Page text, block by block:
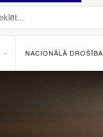
NACIONĀLĀ DROŠĪBA